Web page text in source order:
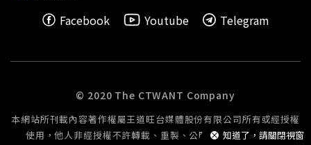
光！」人事案引爆網路熱議 基層期盼實質福利提升這項創
了」、「是老師！」。除了對陳佳慧優異的能力與溫和形象
給予高度肯定外，更多第一線護理人員表達了深切期待，希
望能以此為良好開端，帶動政府與院方進一步關懷護理福
利，實質落實提高薪資、減少加班等政策，為台灣醫療職場
知道了，請關閉視窗
Facebook
Youtube Telegram
© 2020 The CTWANT Company
本網站所刊載內容著作權屬王道旺台媒體股份有限公司所有或經授權
使用，他人非經授權不許轉載、重製、公開播送或公開傳輸。